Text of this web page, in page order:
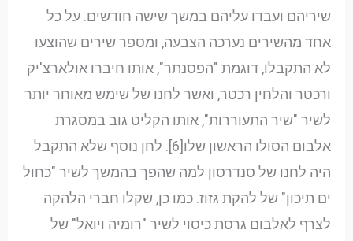
שיריהם ועבדו עליהם במשך שישה חודשים. על כל
אחד מהשירים נערכה הצבעה, ומספר שירים שהוצעו
לא התקבלו, דוגמת "הפסנתר", אותו חיברו אולארצ'יק
ורכטר והלחין רכטר, ואשר לחנו של שימש מאוחר יותר
לשיר "שיר התעוררות", אותו הקליט גוב במסגרת
אלבום הסולו הראשון שלו[6]. לחן נוסף שלא התקבל
היה לחנו של סנדרסון למה שהפך בהמשך לשיר "כחול
ים תיכון" של להקת גזוז. כמו כן, שקלו חברי הלהקה
לצרף לאלבום גרסת כיסוי לשיר "רומיה ויואל" של